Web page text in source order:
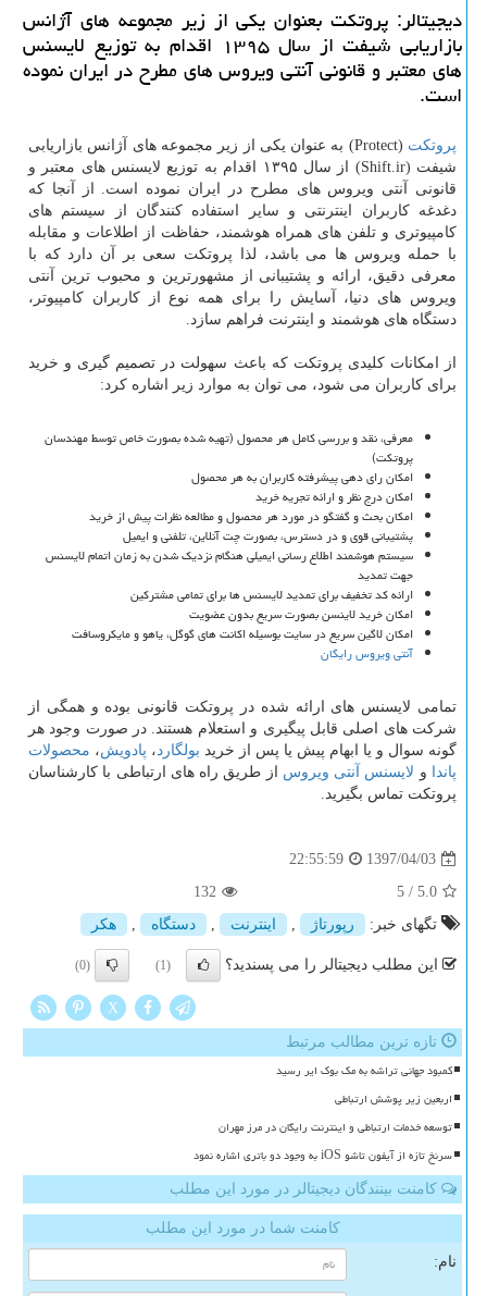
دیجیتالر: پروتكت بعنوان یكی از زیر مجموعه های آژانس
بازاریابی شیفت از سال ۱۳۹۵ اقدام به توزیع لایسنس
های معتبر و قانونی آنتی ویروس های مطرح در ایران نموده
است.
پروتکت (Protect) به عنوان یکی از زیر مجموعه های آژانس بازاریابی
شیفت (Shift.ir)
از سال ۱۳۹۵ اقدام به توزیع لایسنس های معتبر و
قانونی آنتی ویروس های مطرح در ایران نموده است. از آنجا که
دغدغه کاربران اینترنتی و سایر استفاده کنندگان از سیستم های
کامپیوتری و تلفن های همراه هوشمند، حفاظت از اطلاعات و مقابله
با حمله ویروس ها می باشد، لذا پروتکت سعی بر آن دارد که با
معرفی دقیق، ارائه و پشتیبانی از مشهورترین و محبوب ترین آنتی
ویروس های دنیا، آسایش را برای همه نوع از کاربران کامپیوتر،
دستگاه های هوشمند و اینترنت فراهم سازد
از امکانات کلیدی پروتکت که باعث سهولت در تصمیم گیری و خرید
برای کاربران می شود، می توان به موارد زیر اشاره کرد:
معرفی، نقد و بررسی کامل هر محصول (تهیه شده بصورت خاص توسط مهندسان
پروتکت)
امکان رای دهی پیشرفته کاربران به هر محصول
امکان درج نظر و ارائه تجریه خرید
امکان بحث و گفتگو در مورد هر محصول و مطالعه نظرات پیش از خرید
پشتیبانی قوی و در دسترس، بصورت چت آنلاین، تلفنی و ایمیل
سیستم هوشمند اطلاع رسانی ایمیلی هنگام نزدیک شدن به زمان اتمام لایسنس
جهت تمدید
ارائه کد تخفیف برای تمدید لایسنس ها برای تمامی مشترکین
امکان خرید لاینسن بصورت سریع بدون عضویت
امکان لاگین سریع در سایت بوسیله اکانت های گوگل، یاهو و مایکروسافت
آنتی ویروس رایگان
تمامی لایسنس های ارائه شده در پروتکت قانونی بوده و همگی از
شرکت های اصلی قابل پیگیری و استعلام هستند. در صورت وجود هر
گونه سوال و یا ابهام پیش یا پس از خرید بولگارد ، پادویش، محصولات
پاندا و لایسنس آنتی ویروس از طریق راه های ارتباطی با کارشناسان
پروتکت تماس بگیرید.
1397/04/03
22:55:59
5.0
/
5
132
تگهای خبر:
رپورتاژ , اینترنت , دستگاه , هكر
این مطلب دیجیتالر را می پسندید؟ (1)
(0)
X
تازه ترین مطالب مرتبط
کمبود جهانی تراشه به مک بوک ایر رسید
اربعین زیر پوشش ارتباطی
توسعه خدمات ارتباطی و اینترنت رایگان در مرز مهران
سرنخ تازه از آیفون تاشو iOS به وجود دو باتری اشاره نمود
کامنت بینندگان دیجیتالر در مورد این مطلب
کامنت شما در مورد این مطلب
نام: